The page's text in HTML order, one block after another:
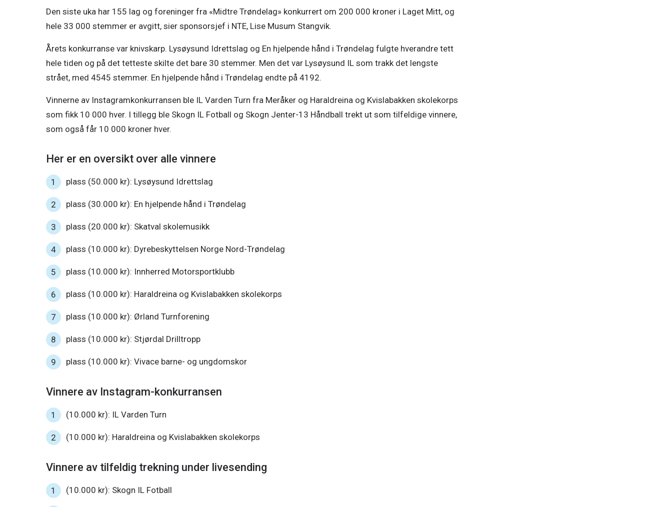
Den siste uka har 155 lag og foreninger fra «Midtre Trøndelag» konkurrert om 200 000 kroner i Laget Mitt, og
hele 33 000 stemmer er avgitt, sier sponsorsjef i NTE, Lise Musum Stangvik.
Årets konkurranse var knivskarp. Lysøysund Idrettslag og En hjelpende hånd i Trøndelag fulgte hverandre tett
hele tiden og på det tetteste skilte det bare 30 stemmer. Men det var Lysøysund IL som trakk det lengste
strået, med 4545 stemmer. En hjelpende hånd i Trøndelag endte på 4192.
Vinnerne av Instagramkonkurransen ble IL Varden Turn fra Meråker og Haraldreina og Kvislabakken skolekorps
som fikk 10 000 hver. I tillegg ble Skogn IL Fotball og Skogn Jenter-13 Håndball trekt ut som tilfeldige vinnere,
som også får 10 000 kroner hver.
Her er en oversikt over alle vinnere
plass (50.000 kr): Lysøysund Idrettslag
plass (30.000 kr): En hjelpende hånd i Trøndelag
plass (20.000 kr): Skatval skolemusikk
plass (10.000 kr): Dyrebeskyttelsen Norge Nord-Trøndelag
plass (10.000 kr): Innherred Motorsportklubb
plass (10.000 kr): Haraldreina og Kvislabakken skolekorps
plass (10.000 kr): Ørland Turnforening
plass (10.000 kr): Stjørdal Drilltropp
plass (10.000 kr): Vivace barne- og ungdomskor
Vinnere av Instagram-konkurransen
(10.000 kr): IL Varden Turn
(10.000 kr): Haraldreina og Kvislabakken skolekorps
Vinnere av tilfeldig trekning under livesending
(10.000 kr): Skogn IL Fotball